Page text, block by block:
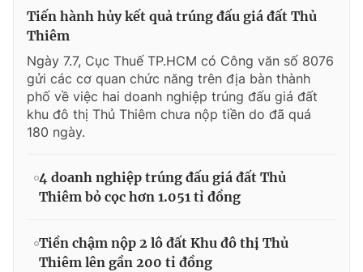
Tiến hành hủy kết quả trúng đấu giá đất Thủ
Thiêm
Ngày 7.7, Cục Thuế TP.HCM có Công văn số 8076
gửi các cơ quan chức năng trên địa bàn thành
phố về việc hai doanh nghiệp trúng đấu giá đất
khu đô thị Thủ Thiêm chưa nộp tiền do đã quá
180 ngày.
4 doanh nghiệp trúng đấu giá đất Thủ
Thiêm bỏ cọc hơn 1.051 tỉ đồng
Tiền chậm nộp 2 lô đất Khu đô thị Thủ
Thiêm lên gần 200 tỉ đồng